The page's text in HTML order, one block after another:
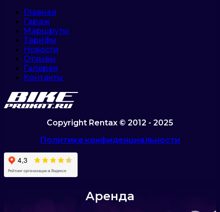
Главная
Гараж
Маршруты
Тарифы
Новости
Отзывы
Галерея
Контакты
Copyright Rentax © 2012 - 2025
Политика конфиденциальности
Аренда